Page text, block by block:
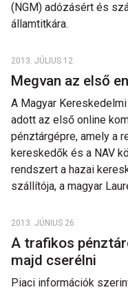
(NGM) adózásért és
államtitkára.
2013. JÚLIUS 12.
Megvan az első
A Magyar
adott az első online
pénztárgépre, amely a
kereskedők és a NAV
rendszert a hazai
szállítója, a magyar
2013. JÚNIUS 26.
A trafikos
majd cserélni
Piaci információk